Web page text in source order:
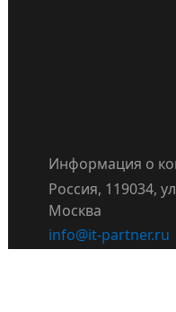
Информация о
Россия, 119034,
Москва
info@it-partner.ru